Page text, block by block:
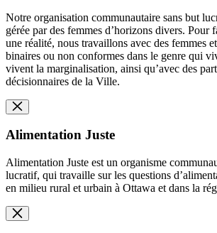
Notre organisation communautaire sans but
gérée par des femmes d’horizons divers. Pour
une réalité, nous travaillons avec des femmes
binaires ou non conformes dans le genre qui
vivent la marginalisation, ainsi qu’avec des
décisionnaires de la Ville.
Alimentation Juste
Alimentation Juste est un organisme
lucratif, qui travaille sur les questions
en milieu rural et urbain à Ottawa et dans la